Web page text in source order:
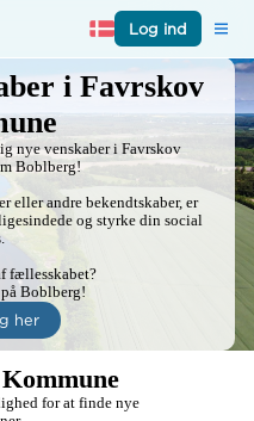
Log ind
i Favrskov
nye venskaber i Favrskov
Boblberg!
eller andre bekendtskaber, er
og styrke din social
fællesskabet?
Boblberg!
her
for at finde nye